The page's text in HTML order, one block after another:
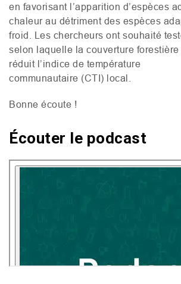
en favorisant l’apparition d’espèces
chaleur au détriment des espèces
froid. Les chercheurs ont souhaité
selon laquelle la couverture
réduit l’indice de température
communautaire (CTI) local.
Bonne écoute !
Écouter le podcast